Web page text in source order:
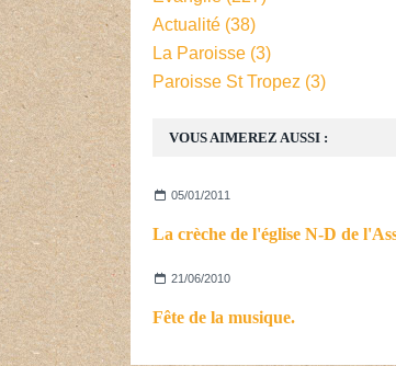
VOUS AIMEREZ AUSSI :
05/01/2011
La crèche de l'église N-D de
21/06/2010
Fête de la musique.
Actualité (38)
La Paroisse (3)
Paroisse St Tropez (3)